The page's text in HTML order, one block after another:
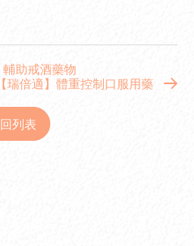
輔助戒酒藥物
【瑞倍適】體重控制口服用藥
列表